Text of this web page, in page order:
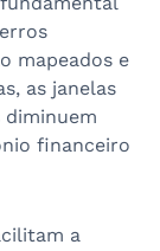
mapeados e
as janelas
financeiro
a